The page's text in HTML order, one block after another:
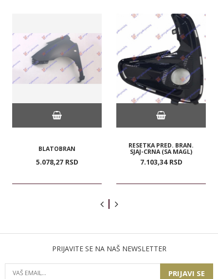
BLATOBRAN
5.078,27 RSD
RESETKA PRED. BRAN.
SJAJ-CRNA (SA MAGL)
7.103,34 RSD
PRIJAVITE SE NA NAŠ NEWSLETTER
PRIJAVI SE